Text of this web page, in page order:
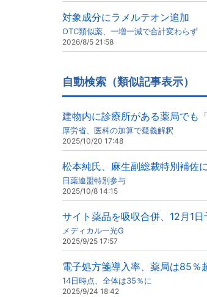
対象成分にラメルテオン追加
OTC類似薬、一増一減で合計変わらず
2026/8/5 21:58
自動検索（類似記事表示）
建物内に診療所がある薬局でも
厚労省、医科の加算で疑義解釈
2025/10/20 17:48
松本純氏、麻生副総裁特別補佐
日薬連盟特別参与
2025/10/8 14:15
サイト薬品を吸収合併、12月1日
メディカル一光G
2025/9/25 17:57
電子処方箋導入率、薬局は85％
14日時点、全体は35％に
2025/9/24 18:42